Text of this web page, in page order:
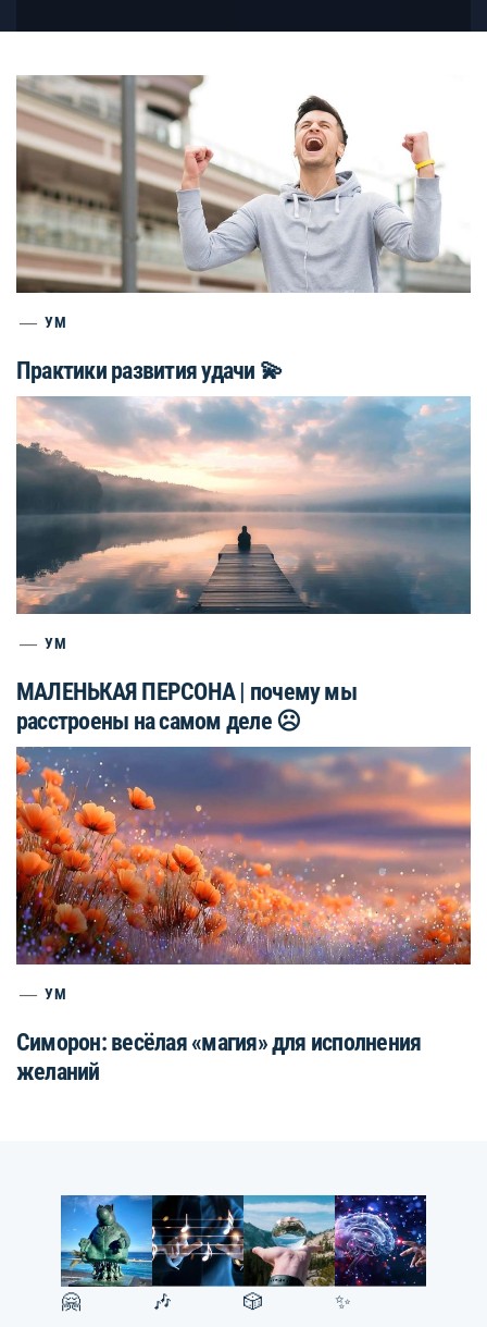
УМ
Практики развития удачи 💫
УМ
МАЛЕНЬКАЯ ПЕРСОНА | почему мы
расстроены на самом деле ☹️
УМ
Симорон: весёлая «магия» для исполнения
желаний
🤗 🎶 🎲 ✨